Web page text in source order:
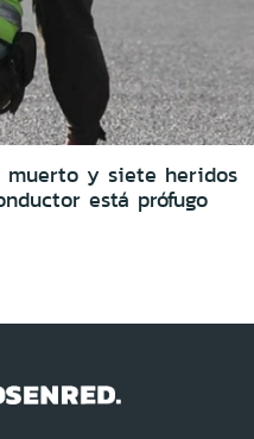
muerto y siete heridos
está prófugo